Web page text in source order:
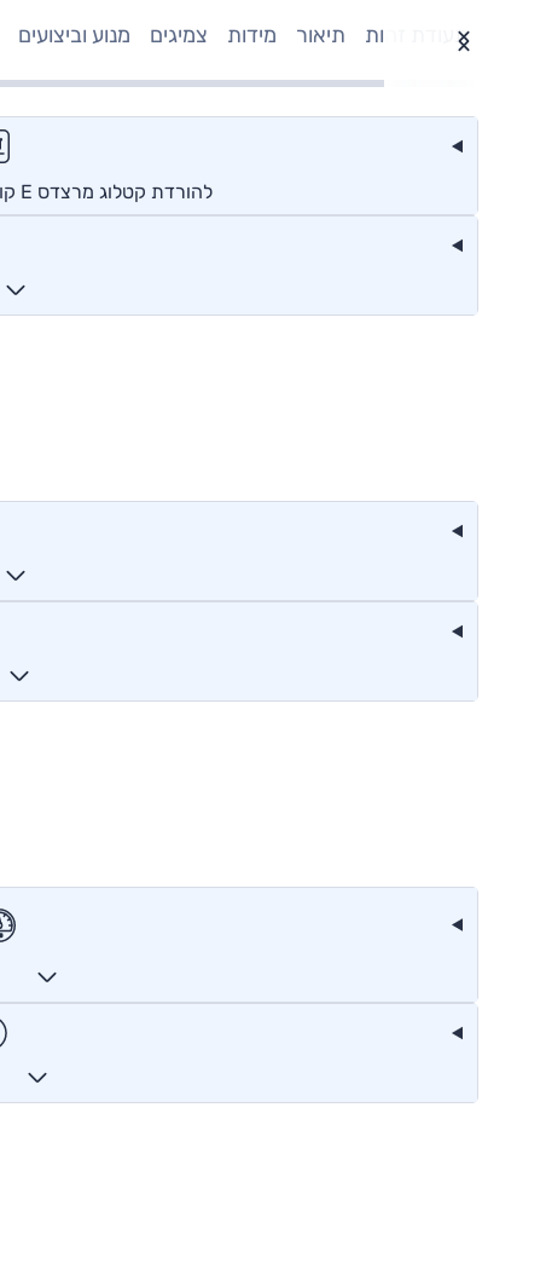
תעודת זהות תיאור מידות צמיגים מנוע וביצועים
להורדת קטלוג מרצדס E קופה וקבריולה